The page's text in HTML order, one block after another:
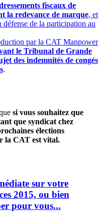
fiscaux de
la redevance de marque, et
de la participation au
par la CAT Manpower
le Tribunal de Grande
des indemnités de congés
.
si vous souhaitez que
que syndicat chez
élections
la CAT est vital.
sur votre
2015, ou bien
pour vous...